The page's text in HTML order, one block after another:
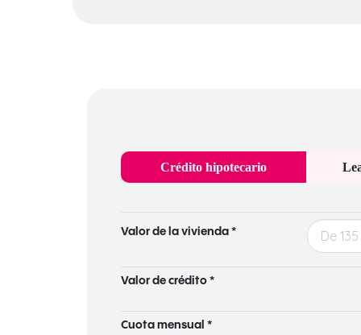
Crédito hipotecario
Valor de la vivienda *
Valor de crédito *
Cuota mensual *